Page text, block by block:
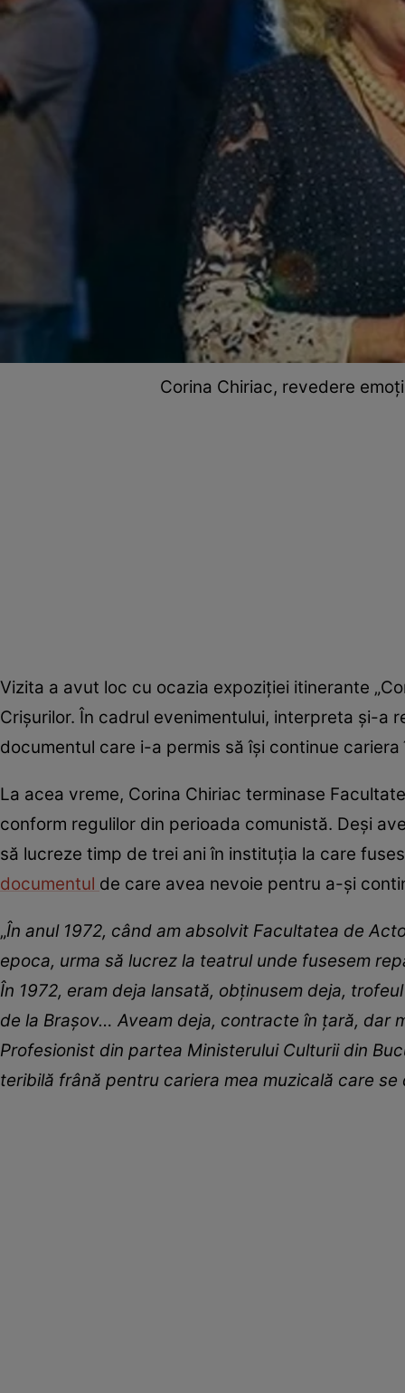
Corina Chiriac, revedere
Vizita a avut loc cu ocazia expoziției itinerante
Crișurilor. În cadrul evenimentului, interpreta și-a
documentul care i-a permis să își continue cariera
La acea vreme, Corina Chiriac terminase
conform regulilor din perioada comunistă. Deși
să lucreze timp de trei ani în instituția la care
documentul de care avea nevoie pentru a-și
„În anul 1972, când am absolvit Facultatea de
epoca, urma să lucrez la teatrul unde fusesem
În 1972, eram deja lansată, obținusem deja,
de la Braşov… Aveam deja, contracte în țară, dar
Profesionist din partea Ministerului Culturii din
teribilă frână pentru cariera mea muzicală care